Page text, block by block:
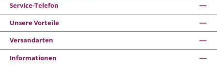
Service-Telefon
Unsere Vorteile
Versandarten
Informationen